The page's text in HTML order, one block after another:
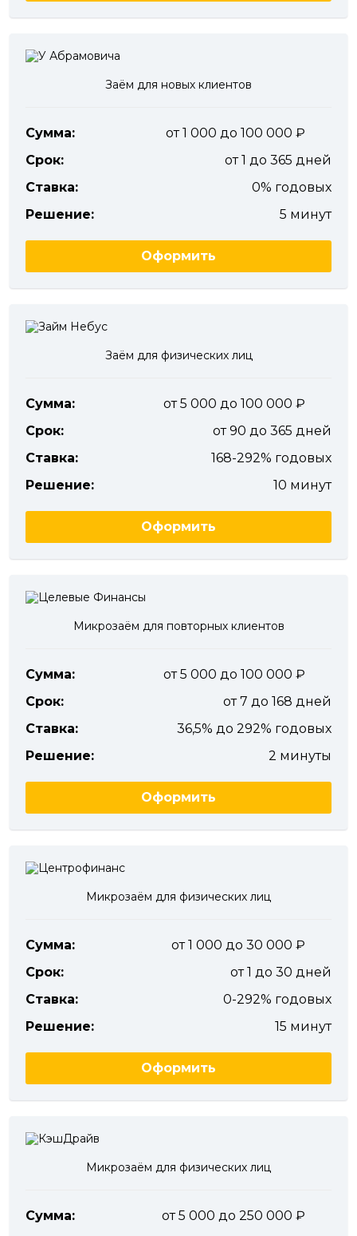
Заём для новых клиентов
Сумма:
от 1 000 до 100 000
Срок:
от 1 до 365 дней
Ставка:
0% годовых
Решение:
5 минут
Оформить
Заём для физических лиц
Сумма:
от 5 000 до 100 000
Срок:
от 90 до 365 дней
Ставка:
168-292% годовых
Решение:
10 минут
Оформить
Микрозаём для повторных клиентов
Сумма:
от 5 000 до 100 000
Срок:
от 7 до 168 дней
Ставка:
36,5% до 292% годовых
Решение:
2 минуты
Оформить
Микрозаём для физических лиц
Сумма:
от 1 000 до 30 000
Срок:
от 1 до 30 дней
Ставка:
0-292% годовых
Решение:
15 минут
Оформить
Микрозаём для физических лиц
Сумма:
от 5 000 до 250 000